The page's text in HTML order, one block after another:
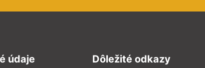
údaje Dôležité odkazy